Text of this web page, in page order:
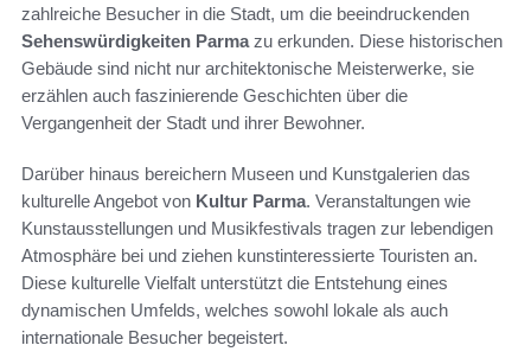
zahlreiche Besucher in die Stadt, um die beeindruckenden
Sehenswürdigkeiten Parmazu erkunden. Diese historischen
Gebäude sind nicht nur architektonische Meisterwerke, sie
erzählen auch faszinierende Geschichten über die
Vergangenheit der Stadt und ihrer Bewohner.
Darüber hinaus bereichern Museen und Kunstgalerien das
kulturelle Angebot von Kultur Parma. Veranstaltungen wie
Kunstausstellungen und Musikfestivals tragen zur lebendigen
Atmosphäre bei und ziehen kunstinteressierte Touristen an.
Diese kulturelle Vielfalt unterstützt die Entstehung eines
dynamischen Umfelds, welches sowohl lokale als auch
internationale Besucher begeistert.